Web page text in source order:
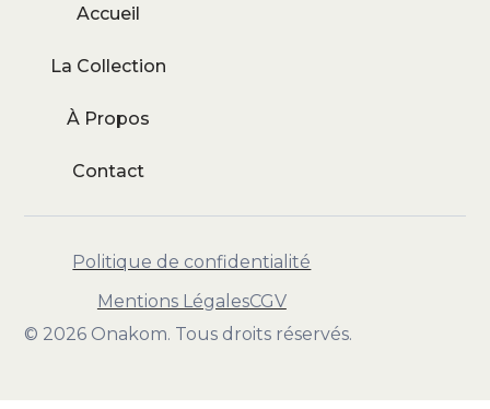
Accueil
La Collection
À Propos
Contact
© 2026 Onakom. Tous droits réservés.
Politique de confidentialité
Mentions LégalesCGV